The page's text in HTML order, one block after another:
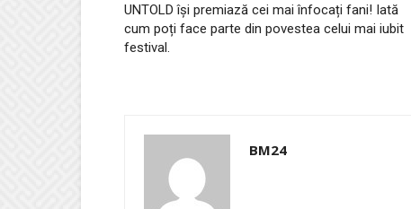
UNTOLD își premiază cei mai înfocați fani! Iată
cum poți face parte din povestea celui mai iubit
festival.
BM24